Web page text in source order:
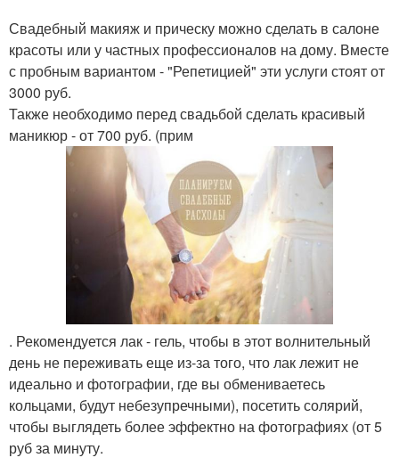
Свадебный макияж и прическу можно сделать в салоне
красоты или у частных профессионалов на дому. Вместе
с пробным вариантом - "Репетицией" эти услуги стоят от
3000 руб.
Также необходимо перед свадьбой сделать красивый
маникюр - от 700 руб. (прим
. Рекомендуется лак - гель, чтобы в этот волнительный
день не переживать еще из-за того, что лак лежит не
идеально и фотографии, где вы обмениваетесь
кольцами, будут небезупречными), посетить солярий,
чтобы выглядеть более эффектно на фотографиях (от 5
руб за минуту.